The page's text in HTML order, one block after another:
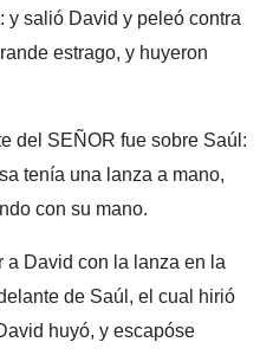
y salió David y peleó contra
estrago, y huyeron
del SEÑOR fue sobre Saúl:
tenía una lanza a mano,
con su mano.
a David con la lanza en la
de Saúl, el cual hirió
huyó, y esca­póse